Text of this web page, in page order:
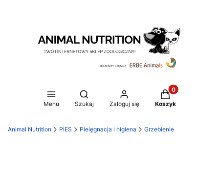
Menu
Otwórz wyszukiwarkę
Szukaj Zaloguj się
Produkty w
Koszyk
Animal Nutrition PIES Pielęgnacja i higiena Grzebienie